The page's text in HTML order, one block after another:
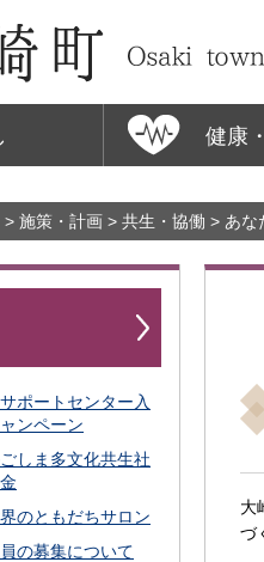
健康
> 施策・計画 > 共生・協働 > あな
ポートセンター入
ンペーン
しま多文化共生社
のともだちサロン
の募集について
大
づ